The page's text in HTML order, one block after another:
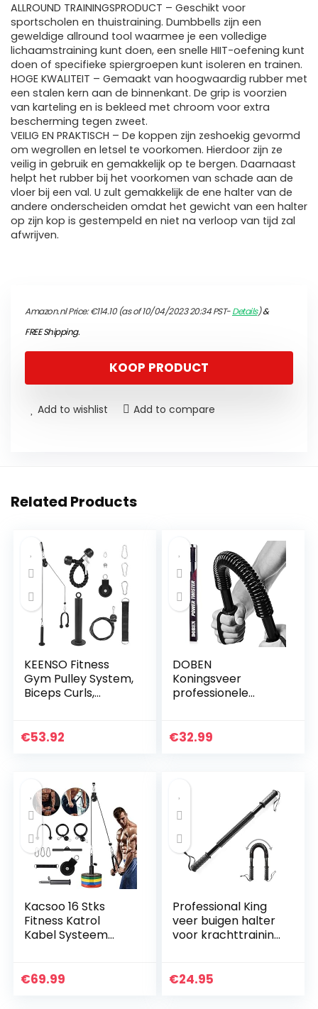
ALLROUND TRAININGSPRODUCT – Geschikt voor
sportscholen en thuistraining. Dumbbells zijn een
geweldige allround tool waarmee je een volledige
lichaamstraining kunt doen, een snelle HIIT-oefening kunt
doen of specifieke spiergroepen kunt isoleren en trainen.
HOGE KWALITEIT – Gemaakt van hoogwaardig rubber met
een stalen kern aan de binnenkant. De grip is voorzien
van karteling en is bekleed met chroom voor extra
bescherming tegen zweet.
VEILIG EN PRAKTISCH – De koppen zijn zeshoekig gevormd
om wegrollen en letsel te voorkomen. Hierdoor zijn ze
veilig in gebruik en gemakkelijk op te bergen. Daarnaast
helpt het rubber bij het voorkomen van schade aan de
vloer bij een val. U zult gemakkelijk de ene halter van de
andere onderscheiden omdat het gewicht van een halter
op zijn kop is gestempeld en niet na verloop van tijd zal
afwrijven.
Amazon.nl Price:€114.10(as of 10/04/2023 20:34 PST-Details)&
FREE Shipping.
KOOP PRODUCT
Add to wishlist Add to compare
Related Products
KEENSO Fitness
Gym Pulley System,
Biceps Curls,
Workout, Pols
€53.92
DOBEN
Koningsveer
professionele
fitness 20 kg, 30 kg,
€32.99
Kacsoo 16 Stks
Fitness Katrol
Kabel Systeem
Apparatuur,
€69.99
Professional King
veer buigen halter
voor krachttraining
flexibele veer
€24.95